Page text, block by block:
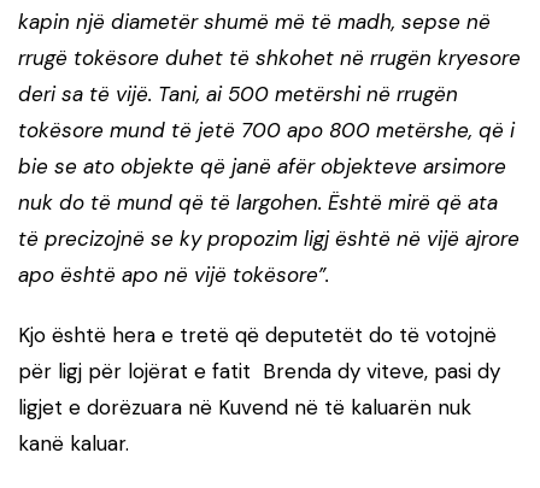
kapin një diametër shumë më të madh, sepse në
rrugë tokësore duhet të shkohet në rrugën kryesore
deri sa të vijë. Tani, ai 500 metërshi në rrugën
tokësore mund të jetë 700 apo 800 metërshe, që i
bie se ato objekte që janë afër objekteve arsimore
nuk do të mund që të largohen. Është mirë që ata
të precizojnë se ky propozim ligj është në vijë ajrore
apo është apo në vijë tokësore”.
Kjo është hera e tretë që deputetët do të votojnë
për ligj për lojërat e fatit Brenda dy viteve, pasi dy
ligjet e dorëzuara në Kuvend në të kaluarën nuk
kanë kaluar.